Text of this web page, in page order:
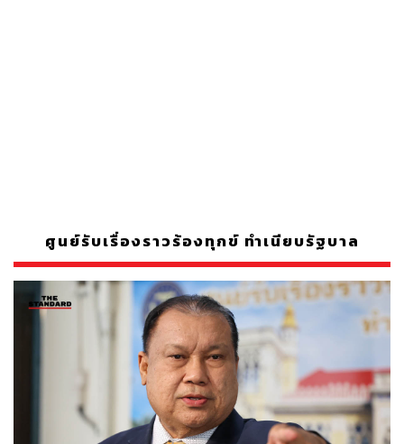
ศูนย์รับเรื่องราวร้องทุกข์ ทำเนียบรัฐบาล